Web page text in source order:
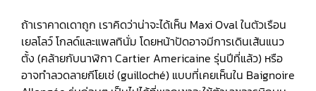
ถ้าเราคาดเดาถูก เราคิดว่าน่าจะได้เห็น Maxi Oval ในตัวเรือน
เยลโลว์ โกลด์และแพลทินั่ม โดยหน้าปัดอาจมีการเดินเส้นแนว
ตั้ง (คล้ายกับนาฬิกา Cartier Americaine รุ่นปีที่แล้ว) หรือ
อาจทำลวดลายกีโยเช่ (guilloché) แบบที่เคยเห็นใน Baignoire